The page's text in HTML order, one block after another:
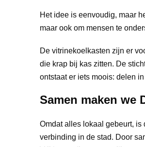
Het idee is eenvoudig, maar
maar ook om mensen te
De vitrinekoelkasten zijn er
die krap bij kas zitten. De
ontstaat er iets moois: delen
Samen maken we
Omdat alles lokaal gebeurt, is
verbinding in de stad. Door